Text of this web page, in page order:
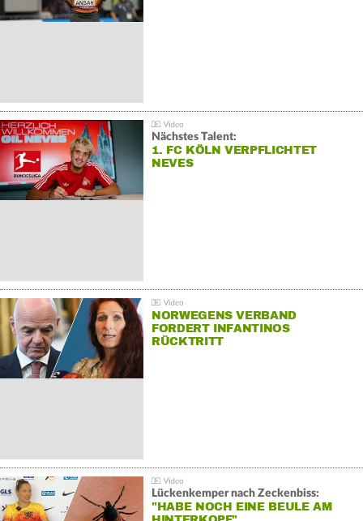
Nächstes Talent:
1. FC KÖLN VERPFLICHTET
NEVES
NORWEGENS VERBAND
FORDERT INFANTINOS
RÜCKTRITT
Lückenkemper nach Zeckenbiss:
"HABE NOCH EINE BEULE AM